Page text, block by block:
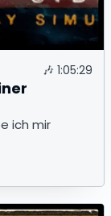
🎶 1:05:29
ich mir